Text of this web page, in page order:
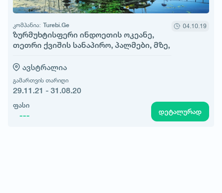
კომპანია: Turebi.Ge
ზურმუხტისფერი ინდოეთის ოკეანე,
თეთრი ქვიშის სანაპირო, პალმები, მზე,
04.10.19
ავსტრალია
გამართვის თარიღი
29.11.21 - 31.08.20
ფასი
--- დეტალურად